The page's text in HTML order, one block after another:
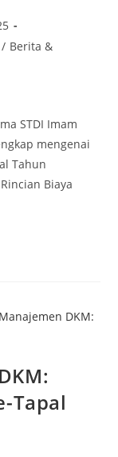
/ Berita &
STDI Imam
mengenai
Tahun
Biaya
Tapal